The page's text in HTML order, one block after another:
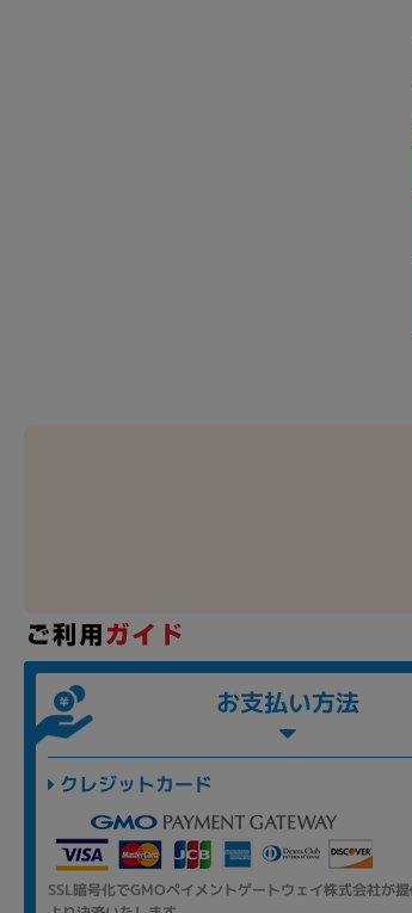
お支払い方法
クレジットカード
SSL暗号化でGMOペイメントゲートウェイ株式会社が